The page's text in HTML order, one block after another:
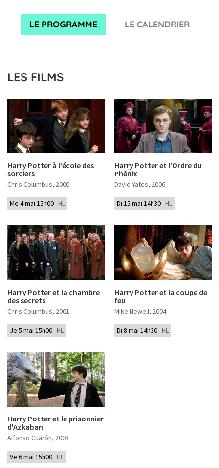
LE PROGRAMME LE CALENDRIER
LES FILMS
Harry Potter à l'école des
sorciers
Chris Columbus, 2000
Me 4 mai 15h00 HL
Harry Potter et l'Ordre du
Phénix
David Yates, 2006
Di 15 mai 14h30 HL
Harry Potter et la chambre
des secrets
Chris Columbus, 2001
Je 5 mai 15h00 HL
Harry Potter et la coupe de
feu
Mike Newell, 2004
Di 8 mai 14h30 HL
Harry Potter et le prisonnier
d'Azkaban
Alfonso Cuarón, 2003
Ve 6 mai 15h00 HL